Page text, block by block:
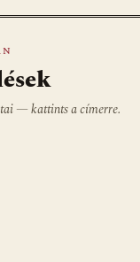
— kattints a címerre.